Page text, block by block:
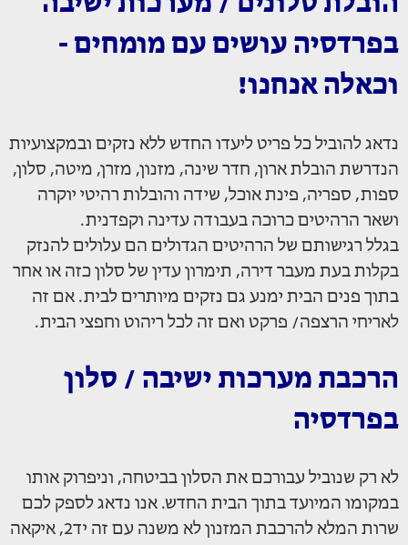
בפרדסיה עושים עם מומחים -
וכאלה אנחנו!
נדאג להוביל כל פריט ליעדו החדש ללא נזקים ובמקצועיות
הנדרשת הובלת ארון, חדר שינה, מזנון, מזרן, מיטה, סלון,
ספות, ספריה, פינת אוכל, שידה והובלות רהיטי יוקרה
ושאר הרהיטים כרוכה בעבודה עדינה וקפדנית.
בגלל רגישותם של הרהיטים הגדולים הם עלולים להנזק
בקלות בעת מעבר דירה, תימרון עדין של סלון כזה או אחר
בתוך פנים הבית ימנע גם נזקים מיותרים לבית. אם זה
לאריחי הרצפה/ פרקט ואם זה לכל ריהוט וחפצי הבית.
הרכבת מערכות ישיבה / סלון
בפרדסיה
לא רק שנוביל עבורכם את הסלון בביטחה, וניפרוק אותו
במקומו המיועד בתוך הבית החדש. אנו נדאג לספק לכם
שרות המלא להרכבת המזנון לא משנה עם זה יד2, איקאה